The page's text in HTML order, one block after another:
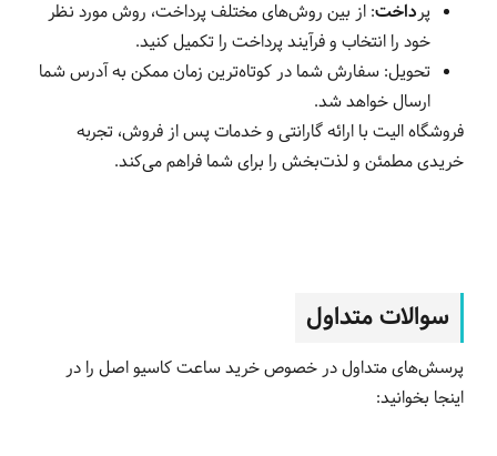
پرداخت: از بین روش‌های مختلف پرداخت، روش مورد نظر
خود را انتخاب و فرآیند پرداخت را تکمیل کنید.
تحویل: سفارش شما در کوتاه‌ترین زمان ممکن به آدرس شما
ارسال خواهد شد.
فروشگاه الیت با ارائه گارانتی و خدمات پس از فروش، تجربه
خریدی مطمئن و لذت‌بخش را برای شما فراهم می‌کند.
سوالات متداول
پرسش‌های متداول در خصوص خرید ساعت کاسیو اصل را در
اینجا بخوانید: